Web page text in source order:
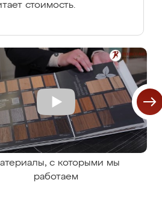
стоимость.
с которыми мы
работаем